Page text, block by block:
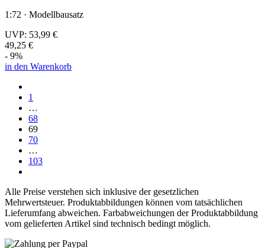
1:72 · Modellbausatz
UVP: 53,99 €
49,25 €
- 9%
in den Warenkorb
1
…
68
69
70
…
103
Alle Preise verstehen sich inklusive der gesetzlichen
Mehrwertsteuer. Produktabbildungen können vom tatsächlichen
Lieferumfang abweichen. Farbabweichungen der Produktabbildung
vom gelieferten Artikel sind technisch bedingt möglich.